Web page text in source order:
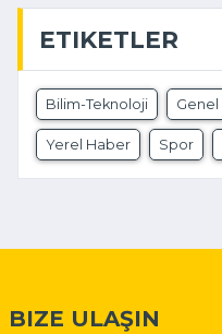
ETIKETLER
Bilim-Teknoloji Genel
Yerel Haber Spor
BIZE ULAŞIN